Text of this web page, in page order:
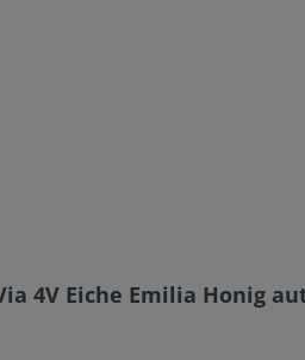
4V Eiche Emilia Honig